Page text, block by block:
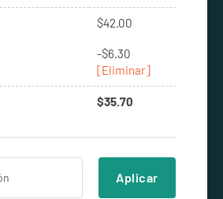
$42.00
-$6.30
[Eliminar]
$35.70
Aplicar